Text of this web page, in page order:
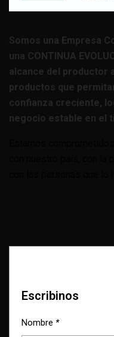
Somos una Empresa
una CONTINUA
alcance del productor
productos que
confianza creciente,
negocio estable en el
Escribinos
Nombre *